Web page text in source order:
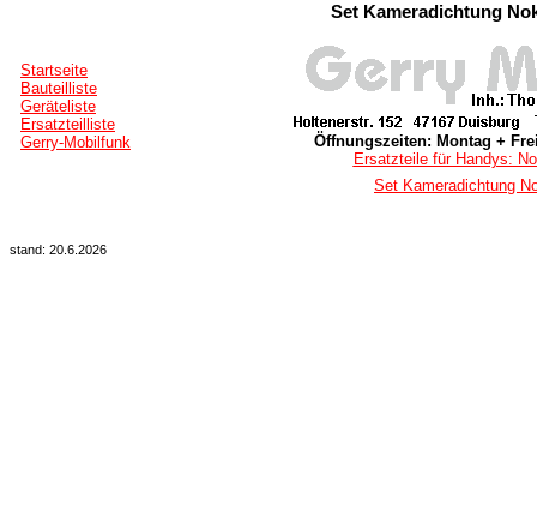
Set Kameradichtung
Startseite
Bauteilliste
Geräteliste
Ersatzteilliste
Gerry-Mobilfunk
Öffnungszeiten: Montag +
Ersatzteile für Handys:
Set Kameradichtung
stand: 20.6.2026